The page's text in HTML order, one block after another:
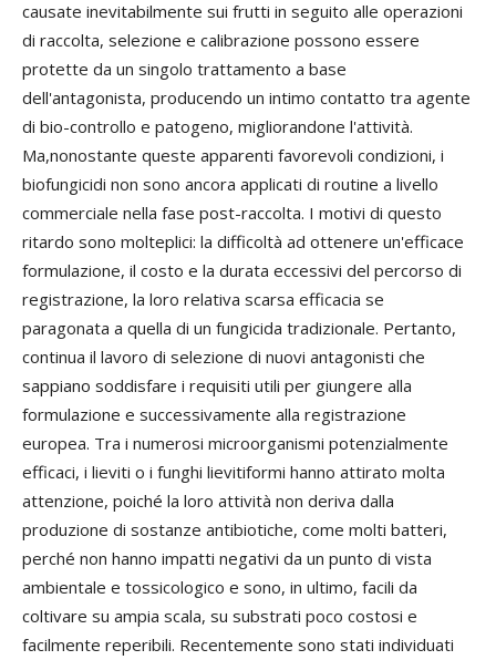
causate inevitabilmente sui frutti in seguito alle operazioni
di raccolta, selezione e calibrazione possono essere
protette da un singolo trattamento a base
dell'antagonista, producendo un intimo contatto tra agente
di bio-controllo e patogeno, migliorandone l'attività.
Ma,nonostante queste apparenti favorevoli condizioni, i
biofungicidi non sono ancora applicati di routine a livello
commerciale nella fase post-raccolta. I motivi di questo
ritardo sono molteplici: la difficoltà ad ottenere un'efficace
formulazione, il costo e la durata eccessivi del percorso di
registrazione, la loro relativa scarsa efficacia se
paragonata a quella di un fungicida tradizionale. Pertanto,
continua il lavoro di selezione di nuovi antagonisti che
sappiano soddisfare i requisiti utili per giungere alla
formulazione e successivamente alla registrazione
europea. Tra i numerosi microorganismi potenzialmente
efficaci, i lieviti o i funghi lievitiformi hanno attirato molta
attenzione, poiché la loro attività non deriva dalla
produzione di sostanze antibiotiche, come molti batteri,
perché non hanno impatti negativi da un punto di vista
ambientale e tossicologico e sono, in ultimo, facili da
coltivare su ampia scala, su substrati poco costosi e
facilmente reperibili. Recentemente sono stati individuati